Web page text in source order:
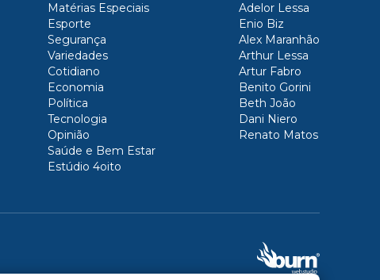
Matérias Especiais
Esporte
Segurança
Variedades
Cotidiano
Economia
Política
Tecnologia
Opinião
Saúde e Bem Estar
Estúdio 4oito
Adelor Lessa
Enio Biz
Alex Maranhão
Arthur Lessa
Artur Fabro
Benito Gorini
Beth João
Dani Niero
Renato Matos